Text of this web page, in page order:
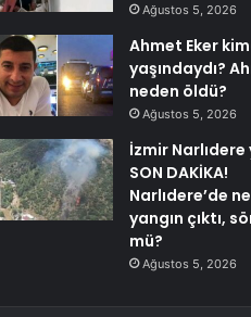
Ağustos 5, 2026
Ahmet Eker
yaşındaydı?
neden öldü?
Ağustos 5, 2026
İzmir Narlıdere
SON DAKİKA!
Narlıdere’de
yangın çıktı,
mü?
Ağustos 5, 2026